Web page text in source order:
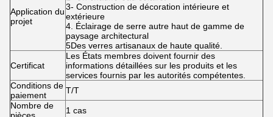
Application du
projet
3- Construction de décoration intérieure et
extérieure
4. Éclairage de serre autre haut de gamme de
paysage architectural
5Des verres artisanaux de haute qualité.
Certificat
Les États membres doivent fournir des
informations détaillées sur les produits et les
services fournis par les autorités compétentes.
Conditions de
paiement
T/T
Nombre de
1 cas